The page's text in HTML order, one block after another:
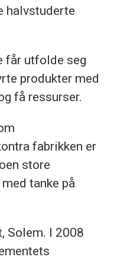
halvstuderte
får utfolde seg
produkter med
få ressurser.
fabrikken er
store
tanke på
Solem. I 2008